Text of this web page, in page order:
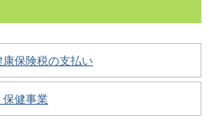
康保険税の支払い
保健事業